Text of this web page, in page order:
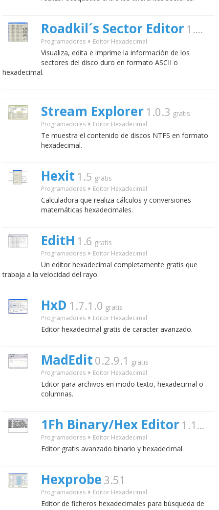
Roadkil´s Sector Editor 1.4
Programadores Editor Hexadecimal
Visualiza, edita e imprime la información de los
sectores del disco duro en formato ASCII o
hexadecimal.
Stream Explorer 1.0.3 gratis
Programadores Editor Hexadecimal
Te muestra el contenido de discos NTFS en formato
hexadecimal.
Hexit 1.5 gratis
Programadores Editor Hexadecimal
Calculadora que realiza cálculos y conversiones
matemáticas hexadecimales.
EditH 1.6 gratis
Programadores Editor Hexadecimal
Un editor hexadecimal completamente gratis que
trabaja a la velocidad del rayo.
HxD 1.7.1.0 gratis
Programadores Editor Hexadecimal
Editor hexadecimal gratis de caracter avanzado.
MadEdit 0.2.9.1 gratis
Programadores Editor Hexadecimal
Editor para archivos en modo texto, hexadecimal o
columnas.
1Fh Binary/Hex Editor 1.18
Programadores Editor Hexadecimal
Editor gratis avanzado binario y hexadecimal.
Hexprobe 3.51
Programadores Editor Hexadecimal
Editor de ficheros hexadecimales para búsqueda de